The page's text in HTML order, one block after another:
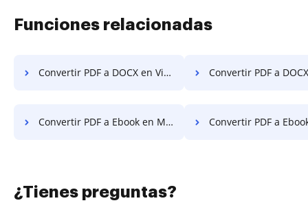
Funciones relacionadas
Convertir PDF a DOCX en Vivaldi Convertir PDF a DOCX
Convertir PDF a Ebook en Microsoft Móvil Convertir PDF a Ebook en
¿Tienes preguntas?